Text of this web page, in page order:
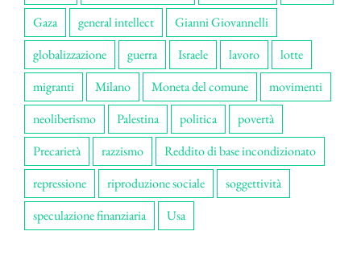
Gaza
general intellect
Gianni Giovannelli
globalizzazione
guerra Israele lavoro
lotte
migranti
Milano Moneta del comune
movimenti
neoliberismo
Palestina politica
povertà
Precarietà
razzismo
Reddito di base incondizionato
repressione
riproduzione sociale
soggettività
speculazione finanziaria
Usa